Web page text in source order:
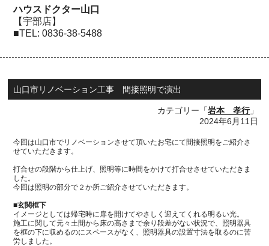
ハウスドクター山口
【宇部店】
■TEL: 0836-38-5488
山口市リノベーション工事 間接照明で演出
カテゴリー「岩本 孝行」
2024年6月11日
今回は山口市でリノベーションさせて頂いたお宅にて間接照明をご紹介さ
せていただきます。
打合せの段階から仕上げ、照明等に時間をかけて打合せさせていただきま
した。
今回は照明の部分で２か所ご紹介させていただきます。
■玄関框下
イメージとしては帰宅時に扉を開けてやさしく迎えてくれる明るい光。
施工に関して元々土間から床の高さまで余り段差がない状況で、照明器具
を框の下に収めるのにスペースがなく、照明器具の設置寸法を取るのに苦
労しました。